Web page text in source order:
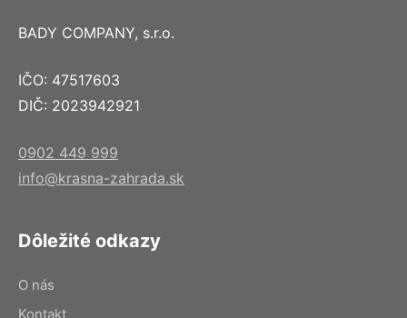
BADY COMPANY, s.r.o.
IČO: 47517603
DIČ: 2023942921
0902 449 999
info@krasna-zahrada.sk
Dôležité odkazy
O nás
Kontakt